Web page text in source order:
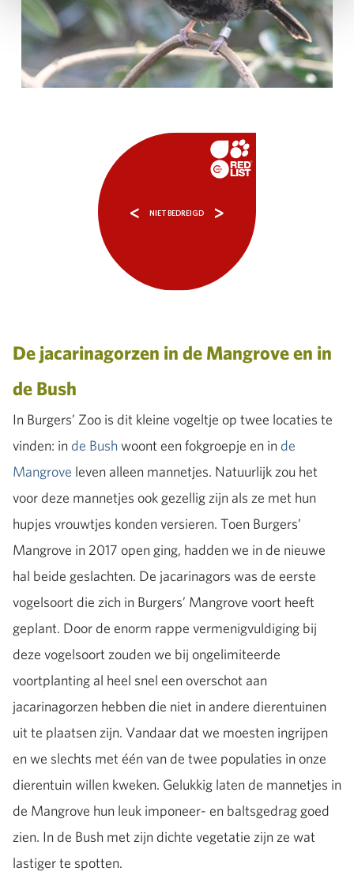
< NIET BEDREIGD >
De jacarinagorzen in de Mangrove en in
de Bush
In Burgers’ Zoo is dit kleine vogeltje op twee locaties te
vinden: in de Bush woont een fokgroepje en in de
Mangrove leven alleen mannetjes. Natuurlijk zou het
voor deze mannetjes ook gezellig zijn als ze met hun
hupjes vrouwtjes konden versieren. Toen Burgers’
Mangrove in 2017 open ging, hadden we in de nieuwe
hal beide geslachten. De jacarinagors was de eerste
vogelsoort die zich in Burgers’ Mangrove voort heeft
geplant. Door de enorm rappe vermenigvuldiging bij
deze vogelsoort zouden we bij ongelimiteerde
voortplanting al heel snel een overschot aan
jacarinagorzen hebben die niet in andere dierentuinen
uit te plaatsen zijn. Vandaar dat we moesten ingrijpen
en we slechts met één van de twee populaties in onze
dierentuin willen kweken. Gelukkig laten de mannetjes in
de Mangrove hun leuk imponeer- en baltsgedrag goed
zien. In de Bush met zijn dichte vegetatie zijn ze wat
lastiger te spotten.